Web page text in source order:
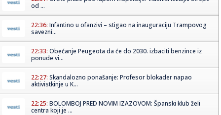
od ...
22:36: Infantino u ofanzivi – stigao na inauguraciju Trampovog
savezni...
22:33: Obećanje Peugeota da će do 2030. izbaciti benzince iz
ponude vi...
22:27: Skandalozno ponašanje: Profesor blokader napao
aktivistkinje u K...
22:25: BOLOMBOJ PRED NOVIM IZAZOVOM: Španski klub želi
centra koji je ...